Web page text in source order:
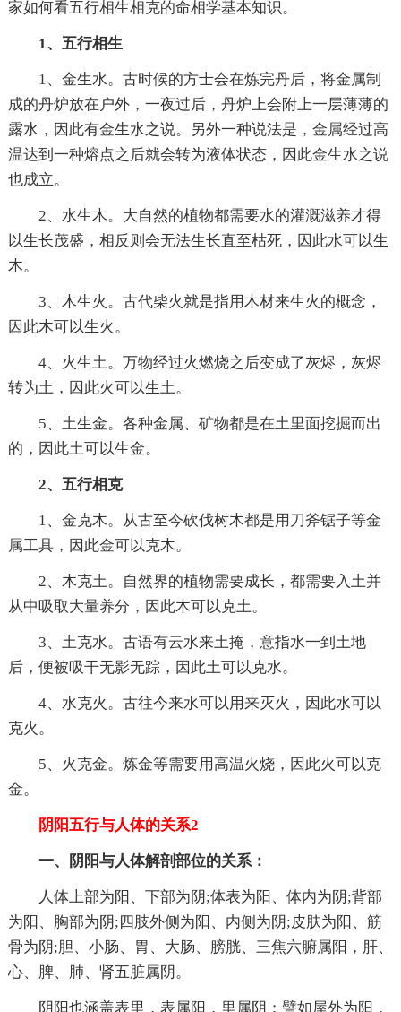
家如何看五行相生相克的命相学基本知识。
1、五行相生
1、金生水。古时候的方士会在炼完丹后，将金属制
成的丹炉放在户外，一夜过后，丹炉上会附上一层薄薄的
露水，因此有金生水之说。另外一种说法是，金属经过高
温达到一种熔点之后就会转为液体状态，因此金生水之说
也成立。
2、水生木。大自然的植物都需要水的灌溉滋养才得
以生长茂盛，相反则会无法生长直至枯死，因此水可以生
木。
3、木生火。古代柴火就是指用木材来生火的概念，
因此木可以生火。
4、火生土。万物经过火燃烧之后变成了灰烬，灰烬
转为土，因此火可以生土。
5、土生金。各种金属、矿物都是在土里面挖掘而出
的，因此土可以生金。
2、五行相克
1、金克木。从古至今砍伐树木都是用刀斧锯子等金
属工具，因此金可以克木。
2、木克土。自然界的植物需要成长，都需要入土并
从中吸取大量养分，因此木可以克土。
3、土克水。古语有云水来土掩，意指水一到土地
后，便被吸干无影无踪，因此土可以克水。
4、水克火。古往今来水可以用来灭火，因此水可以
克火。
5、火克金。炼金等需要用高温火烧，因此火可以克
金。
阴阳五行与人体的关系2
一、阴阳与人体解剖部位的关系：
人体上部为阳、下部为阴;体表为阳、体内为阴;背部
为阳、胸部为阴;四肢外侧为阳、内侧为阴;皮肤为阳、筋
骨为阴;胆、小肠、胃、大肠、膀胱、三焦六腑属阳，肝、
心、脾、肺、肾五脏属阴。
阴阳也涵盖表里，表属阳，里属阴；譬如屋外为阳，